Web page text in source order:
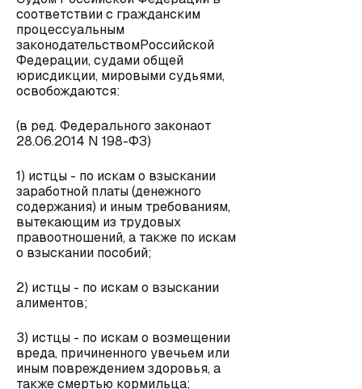
соответствии с гражданским
процессуальным
законодательствомРоссийской
Федерации, судами общей
юрисдикции, мировыми судьями,
освобождаются:
(в ред. Федерального законаот
28.06.2014 N 198-ФЗ)
1) истцы - по искам о взыскании
заработной платы (денежного
содержания) и иным требованиям,
вытекающим из трудовых
правоотношений, а также по искам
о взыскании пособий;
2) истцы - по искам о взыскании
алиментов;
3) истцы - по искам о возмещении
вреда, причиненного увечьем или
иным повреждением здоровья, а
также смертью кормильца;